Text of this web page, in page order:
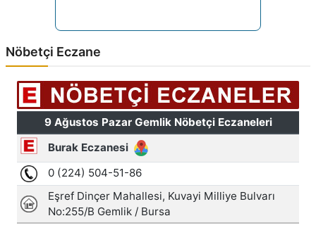
Nöbetçi Eczane